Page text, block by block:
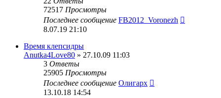
72517 Просмотры
Последнее сообщение FB2012_Voronezh
8.07.19 21:10
Время клепсидры
Anutka4Love80 » 27.10.09 11:03
3 Ответы
25905 Просмотры
Последнее сообщение Олигарх
13.10.18 14:54